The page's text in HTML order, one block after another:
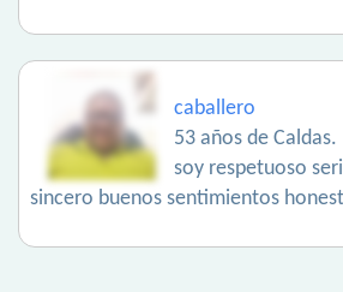
caballero
53 años de Caldas.
soy respetuoso
sincero buenos sentimientos